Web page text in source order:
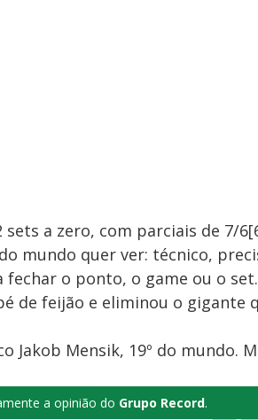
a zero, com parciais de 7/
mundo quer ver: técnico,
o ponto, o game ou o
de feijão e eliminou o gigante
Jakob Mensik, 19º do mundo.
a opinião do Grupo Record.